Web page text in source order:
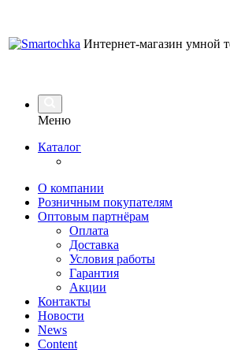
Интернет-магазин умной
Меню
Каталог
О компании
Розничным покупателям
Оптовым партнёрам
Оплата
Доставка
Условия работы
Гарантия
Акции
Контакты
Новости
News
Content